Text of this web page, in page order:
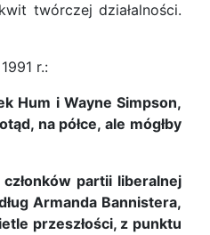
twórczej działalności.
r.:
Hum i Wayne Simpson,
na półce, ale mógłby
członków partii liberalnej
Armanda Bannistera,
przeszłości, z punktu